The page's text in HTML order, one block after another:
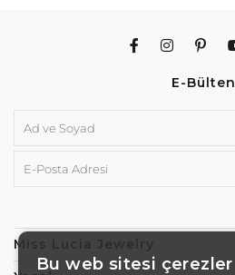
E-Bülten
Miss Lucia Jewelry
Bu web sitesi çerezler